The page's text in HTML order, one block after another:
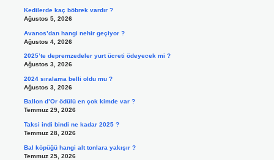
Kedilerde kaç böbrek vardır ?
Ağustos 5, 2026
Avanos’dan hangi nehir geçiyor ?
Ağustos 4, 2026
2025’te depremzedeler yurt ücreti ödeyecek mi ?
Ağustos 3, 2026
2024 sıralama belli oldu mu ?
Ağustos 3, 2026
Ballon d’Or ödülü en çok kimde var ?
Temmuz 29, 2026
Taksi indi bindi ne kadar 2025 ?
Temmuz 28, 2026
Bal köpüğü hangi alt tonlara yakışır ?
Temmuz 25, 2026